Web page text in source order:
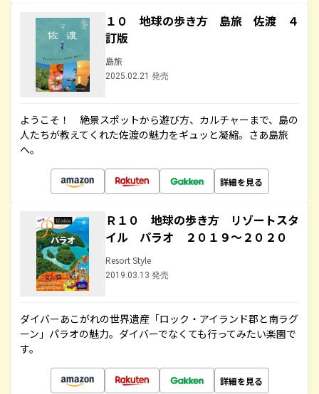
１０ 地球の歩き方 島旅 佐渡 ４
訂版
島旅
2025.02.21 発売
ようこそ！ 絶景スポットから遊び方、カルチャーまで、島の
人たちが教えてくれた佐渡の魅力をギュッと凝縮。さあ島旅
へ。
詳細を見る
Ｒ１０ 地球の歩き方 リゾートスタ
イル パラオ ２０１９～２０２０
Resort Style
2019.03.13 発売
ダイバーあこがれの世界遺産「ロック・アイランド郡と南ラグ
ーン」パラオの魅力。ダイバーでなくても行ってみたい楽園で
す。
詳細を見る